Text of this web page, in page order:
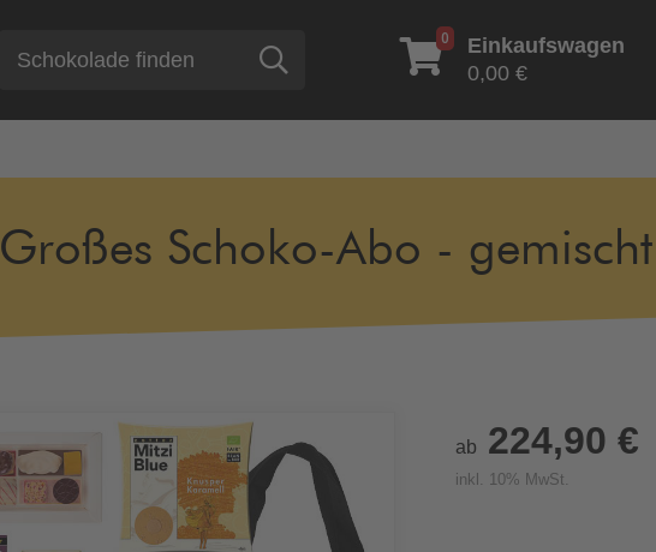
0
Einkaufswagen
0,00 €
Großes Schoko-Abo - gemischt
ab 224,90 €
inkl. 10% MwSt.